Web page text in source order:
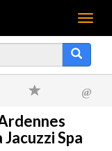
Menu
@
Spa